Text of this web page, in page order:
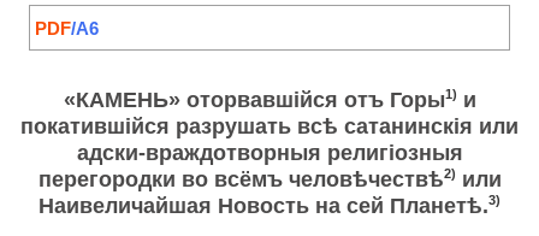
Неожиданная Новость
Истинная Вера и Истинный БОГЪ
О погибели, запечатлѣнныхъ зверствомъ
Свидѣтельство БОГА Пророковъ
Святыхъ
Эссенцiя 1-я часть
PDF/A6
«КАМЕНЬ» оторвавшiйся отъ Горы1) и
покатившiйся разрушать всѣ сатанинскiя или
адски-враждотворныя религiозныя
перегородки во всёмъ человѣчествѣ2) или
Наивеличайшая Новость на сей Планетѣ.3)